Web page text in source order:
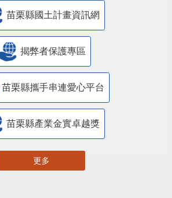
苗栗縣國土計畫資訊網
揭弊者保護專區
苗栗縣攜手串連愛心平台
苗栗縣產業金實卓越獎
更多